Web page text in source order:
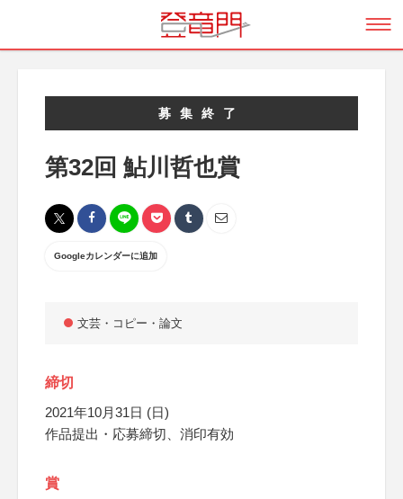
募集終了
第32回 鮎川哲也賞
Googleカレンダーに追加
文芸・コピー・論文
締切
2021年10月31日 (日)
作品提出・応募締切、消印有効
賞